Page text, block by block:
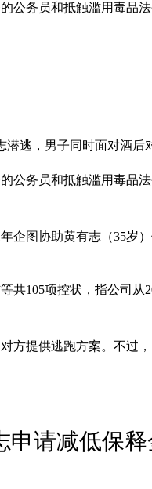
公务员和抵触滥用毒品
逃，男子同时面对酒
公务员和抵触滥用毒品
企图协助黄有志（35岁
105项控状，指公司
方提供逃跑方案。不过
申请减低保